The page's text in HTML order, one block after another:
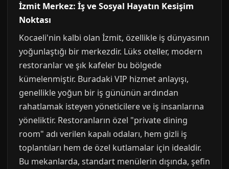
İzmit Merkez: İş ve Sosyal Hayatın Kesişim
Noktası
Kocaeli'nin kalbi olan İzmit, özellikle iş dünyasının
yoğunlaştığı bir merkezdir. Lüks oteller, modern
restoranlar ve şık kafeler bu bölgede
kümelenmiştir. Buradaki VIP hizmet anlayışı,
genellikle yoğun bir iş gününün ardından
rahatlamak isteyen yöneticilere ve iş insanlarına
yöneliktir. Restoranların özel "private dining
room" adı verilen kapalı odaları, hem gizli iş
toplantıları hem de özel kutlamalar için idealdir.
Bu mekanlarda, standart menülerin dışında, şefin